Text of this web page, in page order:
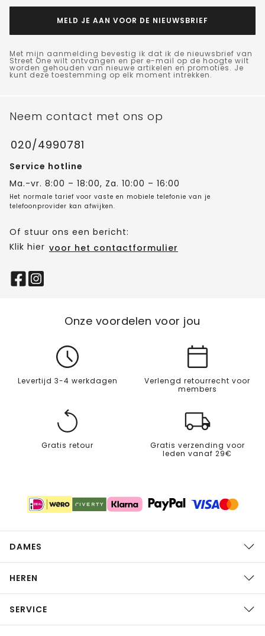
MELD JE AAN VOOR DE NIEUWSBRIEF
Met mijn aanmelding bevestig ik dat ik de nieuwsbrief van
Street One wilt ontvangen en per e-mail op de hoogte wilt
worden gehouden van nieuwe artikelen en promoties. Je
kunt deze toestemming op elk moment intrekken.
Neem contact met ons op
020/4990781
Service hotline
Ma.-vr. 8:00 – 18:00, Za. 10:00 – 16:00
Het normale tarief voor vaste en mobiele telefonie van je
telefoonprovider kan afwijken.
Of stuur ons een bericht:
Klik hier voor het contactformulier
Onze voordelen voor jou
Levertijd 3-4 werkdagen
Verlengd retourrecht voor
members
Gratis retour
Gratis verzending voor
leden vanaf 29€
DAMES
HEREN
SERVICE